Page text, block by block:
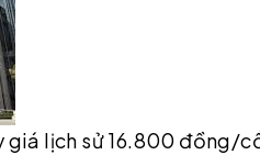
giá lịch sử 16.800 đồng/